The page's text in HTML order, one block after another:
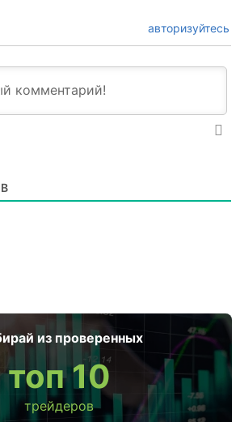
авторизуйтесь
из проверенных
топ 10
трейдеров